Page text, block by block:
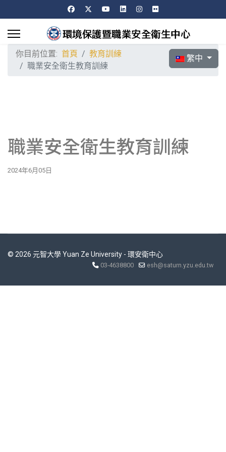
選擇你的語言
繁中
你目前位置: 首頁
教育訓練
職業安全衛生教育訓練
職業安全衛生教育訓練
2024年6月05日
© 2026 元智大學 Yuan Ze University - 環安衛中心
03-4638800 esh@saturn.yzu.edu.tw